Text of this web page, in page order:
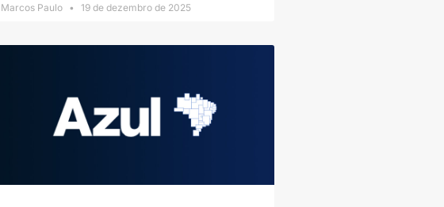
Marcos Paulo 19 de dezembro de 2025